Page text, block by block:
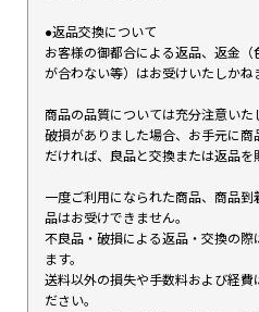
●返品交換について
お客様の御都合による返品、返金
が合わない等）はお受けいたしかね
商品の品質については充分注意いた
破損がありました場合、お手元に
だければ、良品と交換または返品を
一度ご利用になられた商品、商品
品はお受けできません。
不良品・破損による返品・交換の
ます。
送料以外の損失や手数料および経費
ださい。